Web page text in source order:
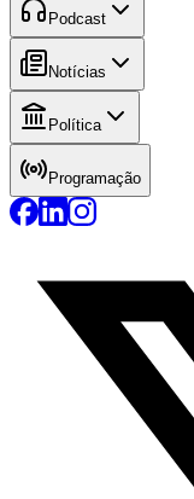
Podcast
Notícias
Política
Programação